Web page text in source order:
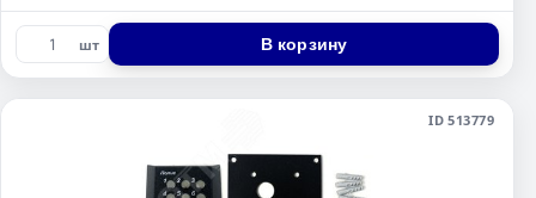
шт В корзину
ID 513779